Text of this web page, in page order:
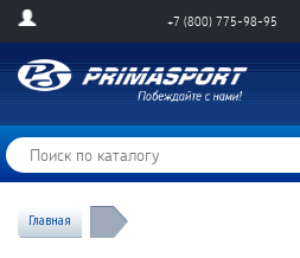
+7 (800) 775-98-95
Главная